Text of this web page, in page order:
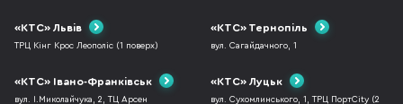
«КТС» Львів
ТРЦ Кінг Крос Леополіс (1 поверх)
«КТС» Тернопіль
вул. Сагайдачного, 1
«КТС» Івано-Франківськ
вул. І.Миколайчука, 2, ТЦ Арсен
«КТС» Луцьк
вул. Сухомлинського, 1, ТРЦ ПортCity (2